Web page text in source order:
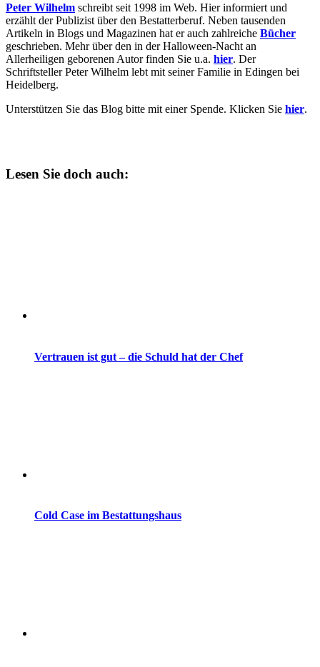
Peter Wilhelm schreibt seit 1998 im Web. Hier informiert und
erzählt der Publizist über den Bestatterberuf. Neben tausenden
Artikeln in Blogs und Magazinen hat er auch zahlreiche Bücher
geschrieben. Mehr über den in der Halloween-Nacht an
Allerheiligen geborenen Autor finden Sie u.a. hier. Der
Schriftsteller Peter Wilhelm lebt mit seiner Familie in Edingen bei
Heidelberg.
Unterstützen Sie das Blog bitte mit einer Spende. Klicken Sie hier.
Lesen Sie doch auch:
Vertrauen ist gut – die Schuld hat der Chef
Cold Case im Bestattungshaus